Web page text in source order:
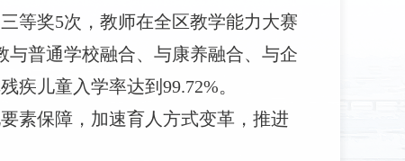
等奖5次，教师在全区教学能力大赛
与普通学校融合、与康养融合、与企
儿童入学率达到99.72%。
素保障，加速育人方式变革，推进